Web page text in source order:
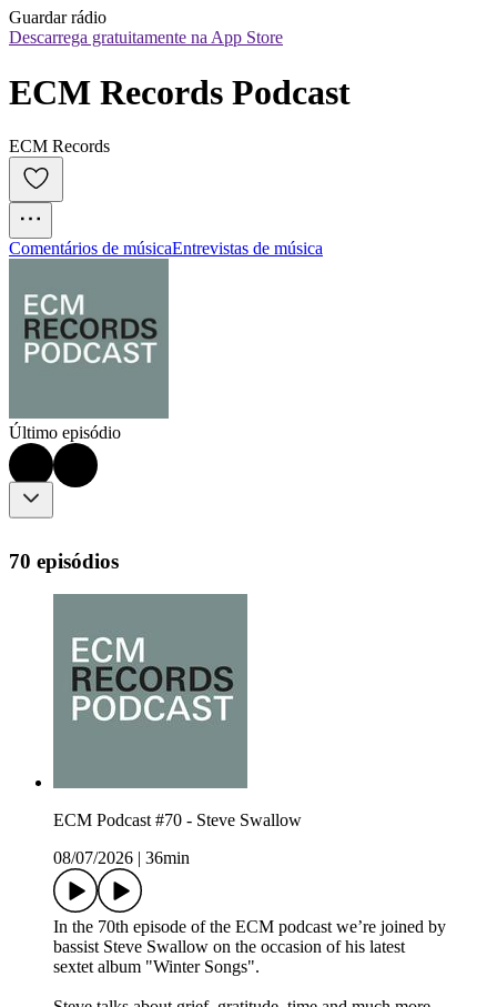
Guardar rádio
Descarrega gratuitamente na App Store
ECM Records Podcast
ECM Records
Comentários de músicaEntrevistas de música
Último episódio
70 episódios
ECM Podcast #70 - Steve Swallow
08/07/2026
36min
In the 70th episode of the ECM podcast we’re joined by
bassist Steve Swallow on the occasion of his latest
sextet album "Winter Songs".